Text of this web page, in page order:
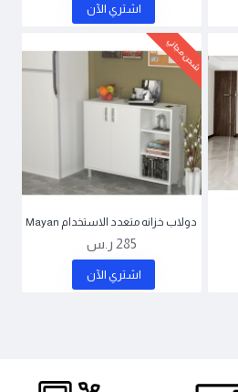
اشتري اﻵن
شحن مجاني
دولاب خزانه متعدد الاستخدام Mayan
285 ر.س
اشتري اﻵن